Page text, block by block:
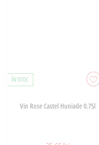
ÎN STOC
Vin Rose Castel Huniade 0.75l